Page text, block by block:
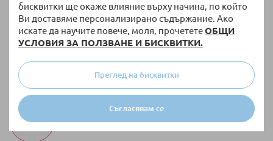
бисквитки ще окаже влияние върху начина, по който
Ви доставяме персонализирано съдържание. Ако
искате да научите повече, моля, прочететеОБЩИ
УСЛОВИЯ ЗА ПОЛЗВАНЕ И БИСКВИТКИ.
Съгласявам се
Преглед на бисквитки
Безплатна доставка
За поръчки над 51,13 € / 100,00 лв. с тегло до 10
кг
Разнообразие от оригинални продукти винаги
Бърза доставка
Доставка до 3 работни дни на налична стока